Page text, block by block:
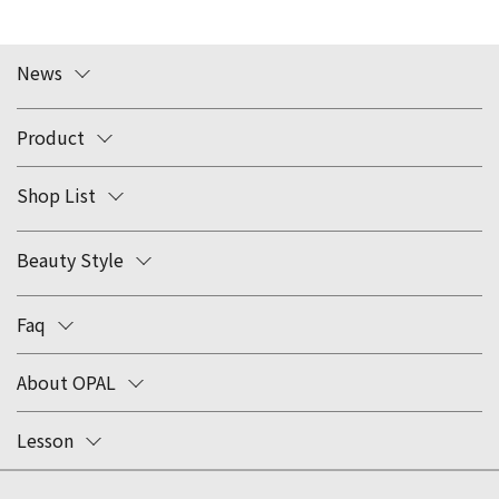
News
Product
Shop List
Beauty Style
Faq
About OPAL
Lesson